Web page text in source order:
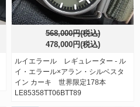
568,000円(税込)
478,000円(税込)
ルイエラール レギュレーター - ル
イ・エラール×アラン・シルベスタ
イン カーキ 世界限定178本
LE85358TT06BTT89